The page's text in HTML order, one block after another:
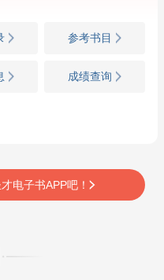
参考书目
成绩查询
电子书APP吧！